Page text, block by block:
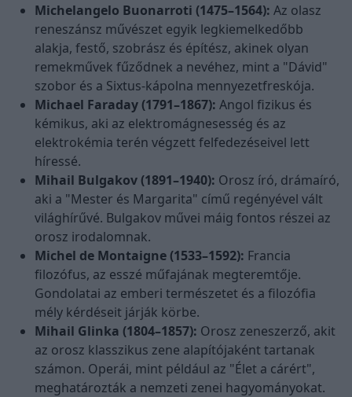
Michelangelo Buonarroti (1475–1564): Az olasz
reneszánsz művészet egyik legkiemelkedőbb
alakja, festő, szobrász és építész, akinek olyan
remekművek fűződnek a nevéhez, mint a "Dávid"
szobor és a Sixtus-kápolna mennyezetfreskója.
Michael Faraday (1791–1867): Angol fizikus és
kémikus, aki az elektromágnesesség és az
elektrokémia terén végzett felfedezéseivel lett
híressé.
Mihail Bulgakov (1891–1940): Orosz író, drámaíró,
aki a "Mester és Margarita" című regényével vált
világhírűvé. Bulgakov művei máig fontos részei az
orosz irodalomnak.
Michel de Montaigne (1533–1592): Francia
filozófus, az esszé műfajának megteremtője.
Gondolatai az emberi természetet és a filozófia
mély kérdéseit járják körbe.
Mihail Glinka (1804–1857): Orosz zeneszerző, akit
az orosz klasszikus zene alapítójaként tartanak
számon. Operái, mint például az "Élet a cárért",
meghatározták a nemzeti zenei hagyományokat.